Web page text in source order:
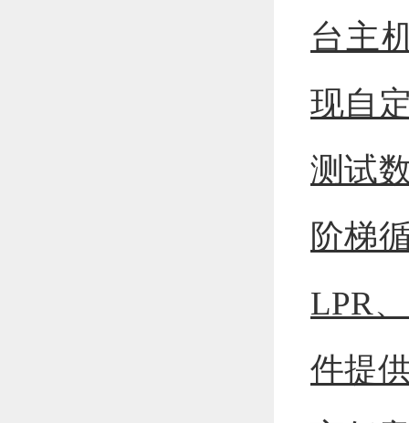
台主
现自
测试
阶梯
LPR
件提